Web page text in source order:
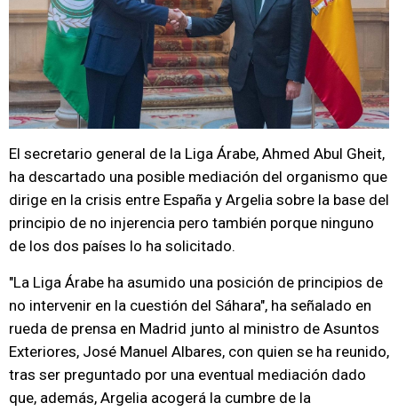
El secretario general de la Liga Árabe, Ahmed Abul Gheit,
ha descartado una posible mediación del organismo que
dirige en la crisis entre España y Argelia sobre la base del
principio de no injerencia pero también porque ninguno
de los dos países lo ha solicitado.
"La Liga Árabe ha asumido una posición de principios de
no intervenir en la cuestión del Sáhara", ha señalado en
rueda de prensa en Madrid junto al ministro de Asuntos
Exteriores, José Manuel Albares, con quien se ha reunido,
tras ser preguntado por una eventual mediación dado
que, además, Argelia acogerá la cumbre de la